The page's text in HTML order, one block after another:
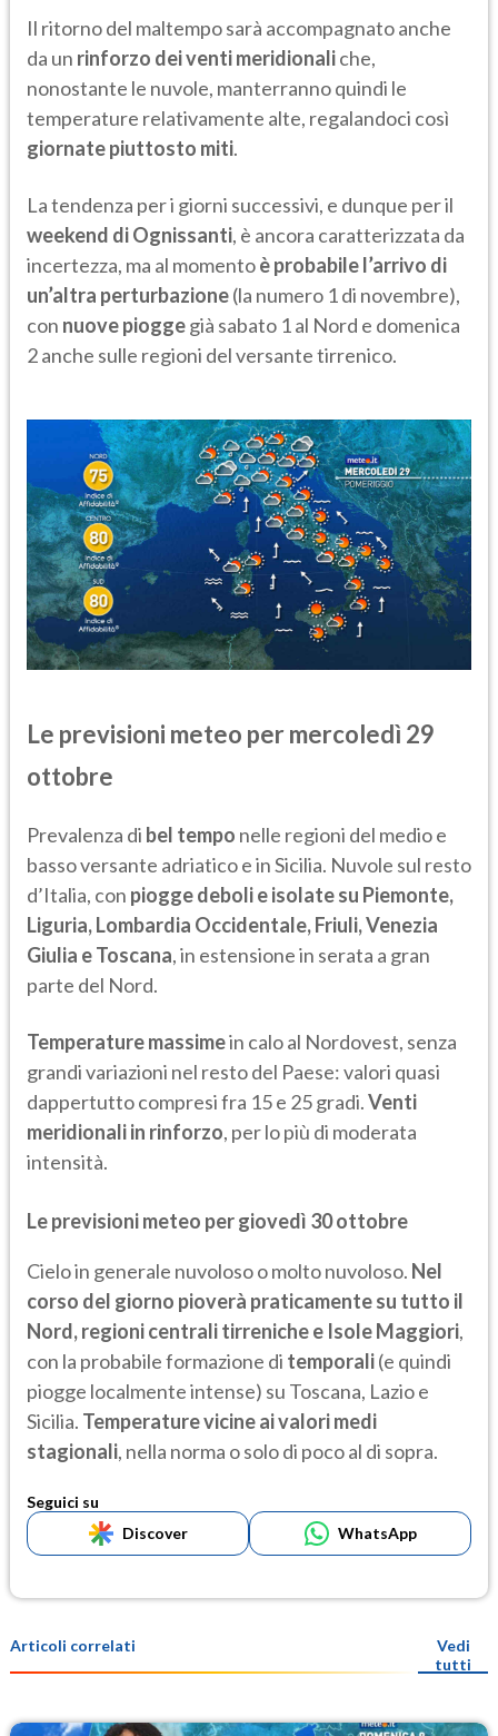
Il ritorno del maltempo sarà accompagnato anche
da un rinforzo dei venti meridionaliche,
nonostante le nuvole, manterranno quindi le
temperature relativamente alte, regalandoci così
giornate piuttosto miti.
La tendenza per i giorni successivi, e dunque per il
weekend di Ognissanti, è ancora caratterizzata da
incertezza, ma al momentoè probabile l’arrivo di
un’altra perturbazione(la numero 1 di novembre),
con nuove pioggegià sabato 1 al Nord e domenica
2 anche sulle regioni del versante tirrenico.
Le previsioni meteo per mercoledì 29
ottobre
Prevalenza di bel tempo nelle regioni del medio e
basso versante adriatico e in Sicilia. Nuvole sul resto
d’Italia, con piogge deboli e isolate su Piemonte,
Liguria, Lombardia Occidentale, Friuli, Venezia
Giulia e Toscana, in estensione in serata a gran
parte del Nord.
Temperature massimein calo al Nordovest, senza
grandi variazioni nel resto del Paese: valori quasi
dappertutto compresi fra 15 e 25 gradi.Venti
meridionali in rinforzo, per lo più di moderata
intensità.
Le previsioni meteo per giovedì 30 ottobre
Cielo in generale nuvoloso o molto nuvoloso. Nel
corso del giorno pioverà praticamente su tutto il
Nord, regioni centrali tirreniche e Isole Maggiori,
con la probabile formazione di temporali(e quindi
piogge localmente intense) su Toscana, Lazio e
Sicilia. Temperature vicine ai valori medi
stagionali, nella norma o solo di poco al di sopra.
Seguici su
Discover
WhatsApp
Articoli correlati
Vedi
tutti